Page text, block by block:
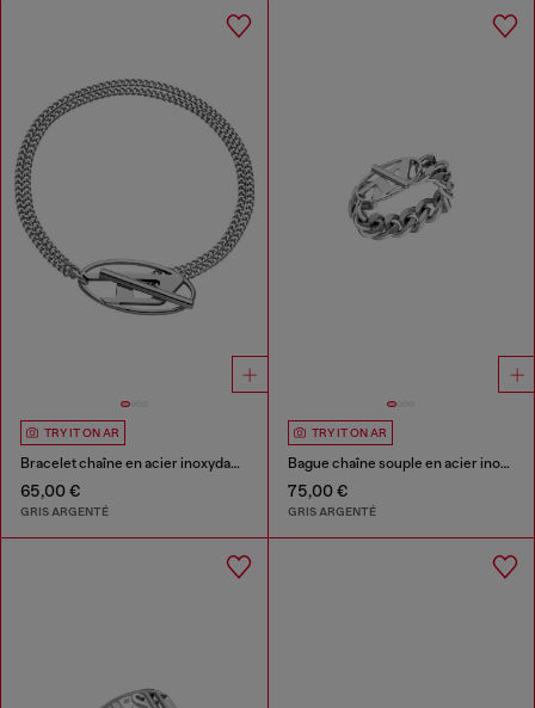
TRY IT ON AR
Bracelet chaîne en acier inoxydable
65,00 €
GRIS ARGENTÉ
TRY IT ON AR
Bague chaîne souple en acier inoxydable
75,00 €
GRIS ARGENTÉ